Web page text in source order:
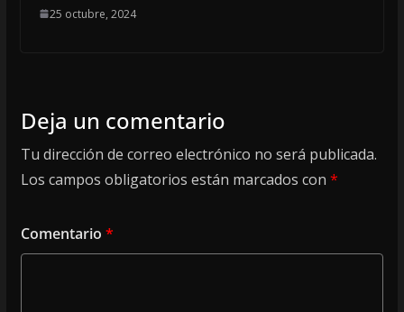
25 octubre, 2024
Deja un comentario
Tu dirección de correo electrónico no será publicada.
Los campos obligatorios están marcados con *
Comentario *